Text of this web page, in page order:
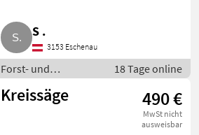
Holztechnik Kreissägen
S .
3153 Eschenau
Forst- und
Holztechnik /
Kreissägen
18 Tage online
Kreissäge 490 €
MwSt nicht
ausweisbar